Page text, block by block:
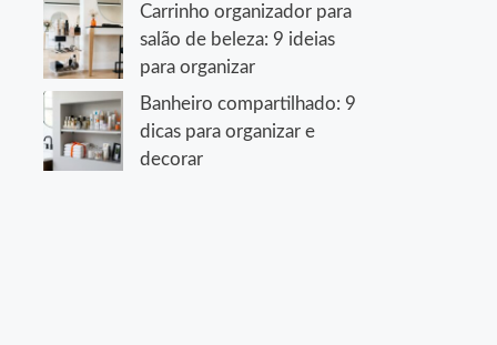
Carrinho organizador para
salão de beleza: 9 ideias
para organizar
Banheiro compartilhado: 9
dicas para organizar e
decorar